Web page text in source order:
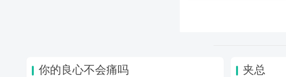
你的良心不会痛吗 夹总